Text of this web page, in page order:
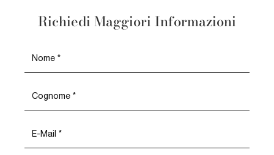
Richiedi Maggiori Informazioni